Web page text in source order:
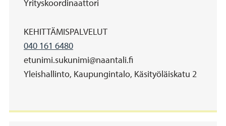
Yrityskoordinaattori
Organisaatio
KEHITTÄMISPALVELUT
Matkapuhelinnumero
040 161 6480
Sähköposti
etunimi.sukunimi@naantali.fi
Address
Yleishallinto, Kaupungintalo, Käsityöläiskatu 2